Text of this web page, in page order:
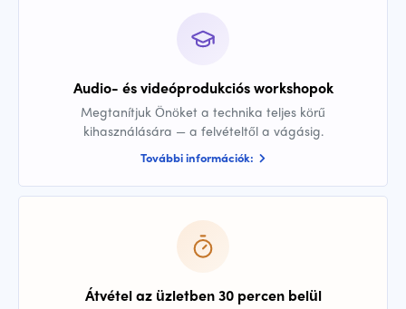
Audio- és videóprodukciós workshopok
Megtanítjuk Önöket a technika teljes körű
kihasználására — a felvételtől a vágásig.
További információk:
Átvétel az üzletben 30 percen belül